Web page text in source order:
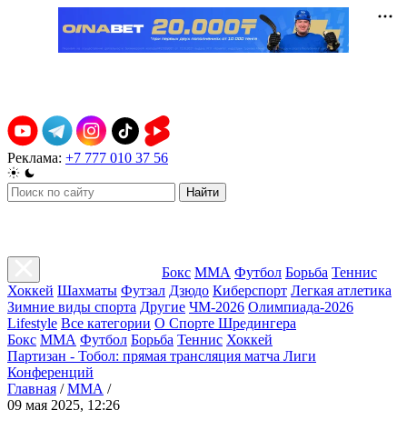
Реклама: +7 777 010 37 56
Найти
Бокс ММА Футбол Борьба Теннис
Хоккей Шахматы Футзал Дзюдо Киберспорт Легкая атлетика
Зимние виды спорта Другие ЧМ-2026 Олимпиада-2026
Lifestyle Все категории О Спорте Шредингера
Бокс ММА Футбол Борьба Теннис Хоккей
Партизан - Тобол: прямая трансляция матча Лиги
Конференций
Главная / ММА /
09 мая 2025, 12:26